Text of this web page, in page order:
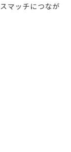
マッチにつなが